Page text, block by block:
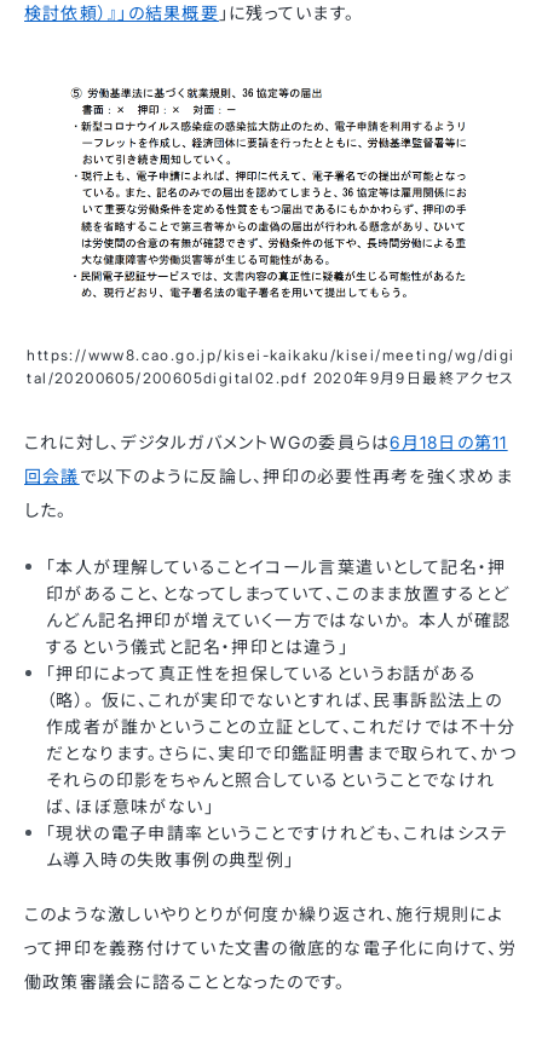
検討依頼）』」の結果概要 」に残っています。
https://www8.cao.go.jp/kisei-kaikaku/kisei/meeting/wg/digi
tal/20200605/200605digital02.pdf 2020年9月9日最終アクセス
これに対し、デジタルガバメントWGの委員らは6月18日の第11
回会議で以下のように反論し、押印の必要性再考を強く求めま
した。
「本人が理解していることイコール言葉遣いとして記名・押
印があること、となってしまっていて、このまま放置するとど
んどん記名押印が増えていく一方ではないか。 本人が確認
するという儀式と記名・押印とは違う」
「押印によって真正性を担保しているというお話がある
（略）。 仮に、これが実印でないとすれば、民事訴訟法上の
作成者が誰かということの立証として、これだけでは不十分
だとなります。さらに、実印で印鑑証明書まで取られて、かつ
それらの印影をちゃんと照合しているということでなけれ
ば、ほぼ意味がない」
「現状の電子申請率ということですけれども、これはシステ
ム導入時の失敗事例の典型例」
このような激しいやりとりが何度か繰り返され、施行規則によ
って押印を義務付けていた文書の徹底的な電子化に向けて、労
働政策審議会に諮ることとなったのです。